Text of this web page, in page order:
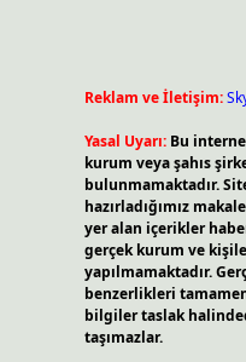
Reklam ve İletişim:
Yasal Uyarı: Bu
kurum veya şahıs
bulunmamaktadır.
hazırladığımız
yer alan içerikler
gerçek kurum ve
yapılmamaktadır.
benzerlikleri
bilgiler taslak
taşımazlar.